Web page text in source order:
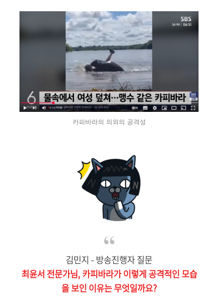
카피바라의 의외의 공격성
김민지 - 방송진행자 질문
최윤서 전문가님, 카피바라가 이렇게 공격적인 모습
을 보인 이유는 무엇일까요?